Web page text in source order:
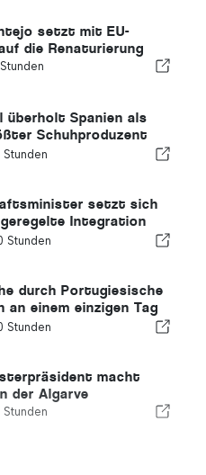
setzt mit EU-
die Renaturierung
überholt Spanien als
Schuhproduzent
Stunden
setzt sich
Integration
Einwanderern
Stunden
durch Portugiesische
an einem einzigen Tag
Stunden
macht
der Algarve
Stunden